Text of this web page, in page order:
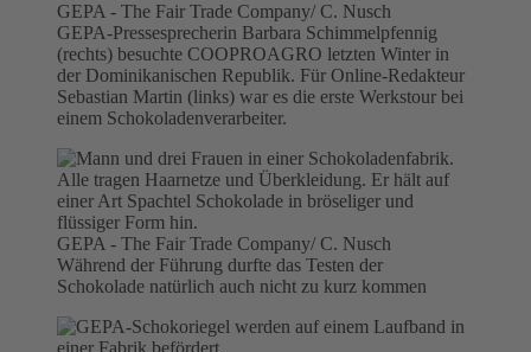
GEPA - The Fair Trade Company/ C. Nusch
GEPA-Pressesprecherin Barbara Schimmelpfennig
(rechts) besuchte COOPROAGRO letzten Winter in
der Dominikanischen Republik. Für Online-Redakteur
Sebastian Martin (links) war es die erste Werkstour bei
einem Schokoladenverarbeiter.
GEPA - The Fair Trade Company/ C. Nusch
Während der Führung durfte das Testen der
Schokolade natürlich auch nicht zu kurz kommen